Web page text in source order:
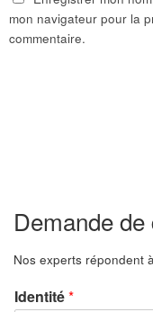
mon navigateur pour la
commentaire.
Demande de
Nos experts répondent
Identité*